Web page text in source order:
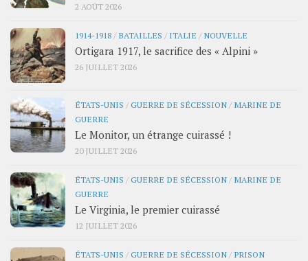
2 AOÛT 2026
1914-1918 / BATAILLES / ITALIE / NOUVELLE
Ortigara 1917, le sacrifice des « Alpini »
26 JUILLET 2026
ÉTATS-UNIS /GUERRE DE SÉCESSION / MARINE DE
GUERRE
Le Monitor, un étrange cuirassé !
20 JUILLET 2026
ÉTATS-UNIS /GUERRE DE SÉCESSION / MARINE DE
GUERRE
Le Virginia, le premier cuirassé
12 JUILLET 2026
ÉTATS-UNIS /GUERRE DE SÉCESSION / PRISON